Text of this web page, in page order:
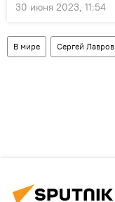
30 июня 2023, 11:54
В мире Сергей Лавров